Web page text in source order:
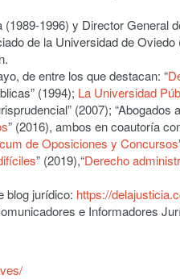
1996) y Director General
de la Universidad de Oviedo
de entre los que destacan: “
(1994); La Universidad
(2007); “Abogados
” (2016), ambos en coautoría
de Oposiciones y Concursos
” (2019),“Derecho
blog jurídico: https://
e Informadores